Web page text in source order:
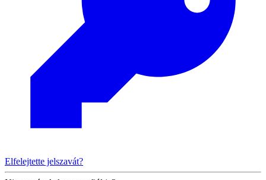
Elfelejtette jelszavát?